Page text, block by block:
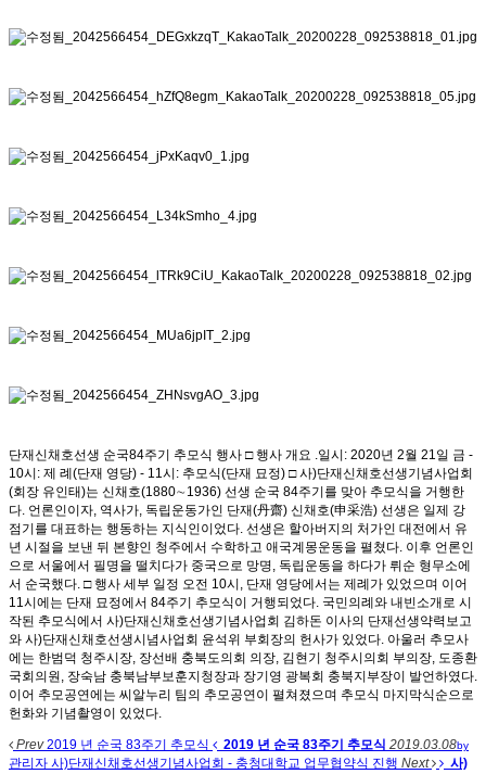
단재신채호선생 순국84주기 추모식 행사 □ 행사 개요 .일시: 2020년 2월 21일 금 -
10시: 제 례(단재 영당) - 11시: 추모식(단재 묘정) □ 사)단재신채호선생기념사업회
(회장 유인태)는 신채호(1880∼1936) 선생 순국 84주기를 맞아 추모식을 거행한
다. 언론인이자, 역사가, 독립운동가인 단재(丹齋) 신채호(申采浩) 선생은 일제 강
점기를 대표하는 행동하는 지식인이었다. 선생은 할아버지의 처가인 대전에서 유
년 시절을 보낸 뒤 본향인 청주에서 수학하고 애국계몽운동을 펼쳤다. 이후 언론인
으로 서울에서 필명을 떨치다가 중국으로 망명, 독립운동을 하다가 뤼순 형무소에
서 순국했다. □ 행사 세부 일정 오전 10시, 단재 영당에서는 제례가 있었으며 이어
11시에는 단재 묘정에서 84주기 추모식이 거행되었다. 국민의례와 내빈소개로 시
작된 추모식에서 사)단재신채호선생기념사업회 김하돈 이사의 단재선생약력보고
와 사)단재신채호선생시념사업회 윤석위 부회장의 헌사가 있었다. 아울러 추모사
에는 한범덕 청주시장, 장선배 충북도의회 의장, 김현기 청주시의회 부의장, 도종환
국회의원, 장숙남 충북남부보훈지청장과 장기영 광복회 충북지부장이 발언하였다.
이어 추모공연에는 씨알누리 팀의 추모공연이 펼쳐졌으며 추모식 마지막식순으로
헌화와 기념촬영이 있었다.
Prev2019 년 순국 83주기 추모식 2019 년 순국 83주기 추모식 2019.03.08by
관리자 사)단재신채호선생기념사업회 - 충청대학교 업무협약식 진행 Next 사)